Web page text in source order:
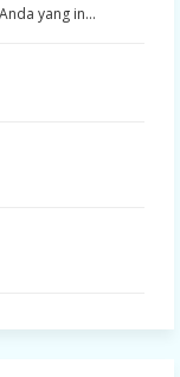
yang in...